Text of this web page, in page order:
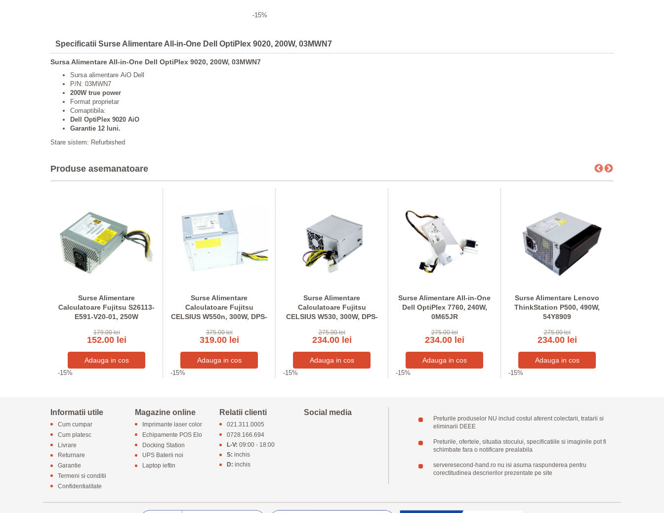
-15%
Specificatii Surse Alimentare All-in-One Dell OptiPlex 9020, 200W, 03MWN7
Sursa Alimentare All-in-One Dell OptiPlex 9020, 200W, 03MWN7
Sursa alimentare AiO Dell
P/N: 03MWN7
200W true power
Format proprietar
Comaptibila:
Dell OptiPlex 9020 AiO
Garantie 12 luni.
Stare sistem: Refurbished
Produse asemanatoare
Surse Alimentare
Calculatoare Fujitsu S26113-
E591-V20-01, 250W
179.00 lei
152.00 lei
-15%
Surse Alimentare
Calculatoare Fujitsu
CELSIUS W550n, 300W, DPS-
375.00 lei
319.00 lei
-15%
Surse Alimentare
Calculatoare Fujitsu
CELSIUS W530, 300W, DPS-
275.00 lei
234.00 lei
-15%
Surse Alimentare All-in-One
Dell OptiPlex 7760, 240W,
0M65JR
275.00 lei
234.00 lei
-15%
Surse Alimentare Lenovo
ThinkStation P500, 490W,
54Y8909
275.00 lei
234.00 lei
-15%
Informatii utile
Cum cumpar
Cum platesc
Livrare
Returnare
Garantie
Termeni si conditii
Confidentialitate
Magazine online
Imprimante laser color
Echipamente POS Elo
Docking Station
UPS Baterii noi
Laptop ieftin
Relatii clienti
021.311.0005
0728.166.694
L-V: 09:00 - 18:00
S: inchis
D: inchis
Social media
Preturile produselor NU includ costul aferent colectarii, tratarii si
eliminarii DEEE
Preturile, ofertele, situatia stocului, specificatiile si imaginile pot fi
schimbate fara o notificare prealabila
serveresecond-hand.ro nu isi asuma raspunderea pentru
corectitudinea descrierilor prezentate pe site